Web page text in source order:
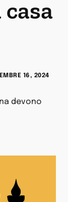
16, 2024
devono